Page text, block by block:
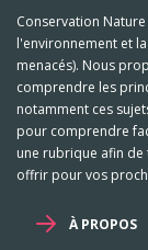
Conservation
l'environnement et
menacés). Nous
comprendre les
notamment ces
pour comprendre
une rubrique afin de
offrir pour vos
À PROPOS